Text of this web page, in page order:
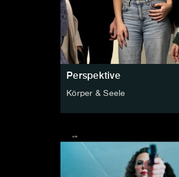
Perspektive
Körper & Seele